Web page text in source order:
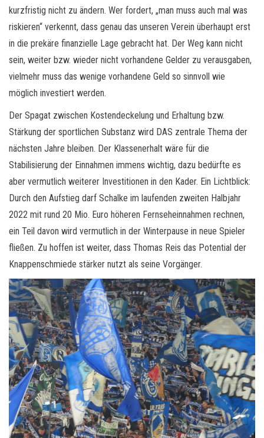
kurzfristig nicht zu ändern. Wer fordert, „man muss auch mal was
riskieren“ verkennt, dass genau das unseren Verein überhaupt erst
in die prekäre finanzielle Lage gebracht hat. Der Weg kann nicht
sein, weiter bzw. wieder nicht vorhandene Gelder zu verausgaben,
vielmehr muss das wenige vorhandene Geld so sinnvoll wie
möglich investiert werden.
Der Spagat zwischen Kostendeckelung und Erhaltung bzw.
Stärkung der sportlichen Substanz wird DAS zentrale Thema der
nächsten Jahre bleiben. Der Klassenerhalt wäre für die
Stabilisierung der Einnahmen immens wichtig, dazu bedürfte es
aber vermutlich weiterer Investitionen in den Kader. Ein Lichtblick:
Durch den Aufstieg darf Schalke im laufenden zweiten Halbjahr
2022 mit rund 20 Mio. Euro höheren Fernseheinnahmen rechnen,
ein Teil davon wird vermutlich in der Winterpause in neue Spieler
fließen. Zu hoffen ist weiter, dass Thomas Reis das Potential der
Knappenschmiede stärker nutzt als seine Vorgänger.